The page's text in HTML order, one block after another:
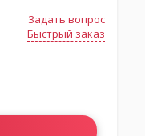
Задать вопрос
Быстрый заказ